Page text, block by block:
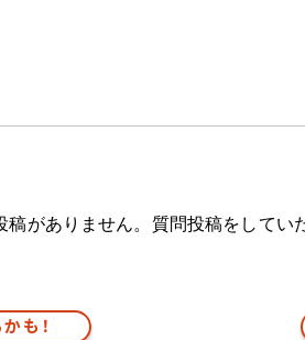
稿がありません。質問投稿をしてい
も！